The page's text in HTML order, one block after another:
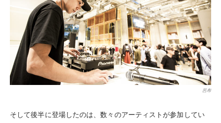
呂布
そして後半に登場したのは、数々のアーティストが参加してい